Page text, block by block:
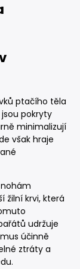
ptačího těla
pokryty
minimalizují
však hraje
žilní krvi, která
udržuje
účinně
ztráty a